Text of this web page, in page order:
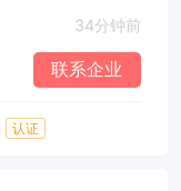
34分钟前
联系企业
认证